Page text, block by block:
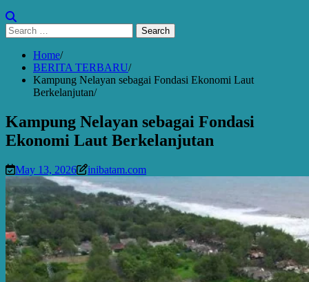
Search
for:
Home
BERITA TERBARU
Kampung Nelayan sebagai Fondasi Ekonomi Laut
Berkelanjutan
Kampung Nelayan sebagai Fondasi
Ekonomi Laut Berkelanjutan
May 13, 2026 inibatam.com